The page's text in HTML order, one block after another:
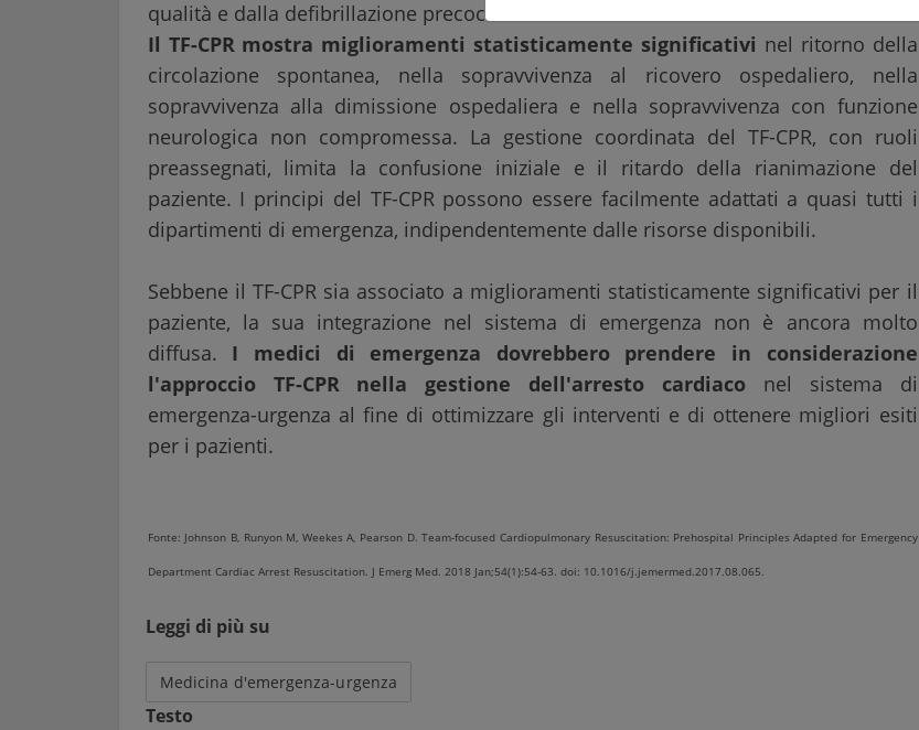
qualità e dalla defibrillazione precoce.
Il TF-CPR mostra miglioramenti statisticamente significativi nel ritorno della
circolazione spontanea, nella sopravvivenza al ricovero ospedaliero, nella
sopravvivenza alla dimissione ospedaliera e nella sopravvivenza con funzione
neurologica non compromessa. La gestione coordinata del TF-CPR, con ruoli
preassegnati, limita la confusione iniziale e il ritardo della rianimazione del
paziente. I principi del TF-CPR possono essere facilmente adattati a quasi tutti i
dipartimenti di emergenza, indipendentemente dalle risorse disponibili.
Sebbene il TF-CPR sia associato a miglioramenti statisticamente significativi per il
paziente, la sua integrazione nel sistema di emergenza non è ancora molto
diffusa. I medici di emergenza dovrebbero prendere in considerazione
l'approccio TF-CPR nella gestione dell'arresto cardiaco nel sistema di
emergenza-urgenza al fine di ottimizzare gli interventi e di ottenere migliori esiti
per i pazienti.
Fonte: Johnson B, Runyon M, Weekes A, Pearson D. Team-focused Cardiopulmonary Resuscitation: Prehospital Principles Adapted for Emergency
Department Cardiac Arrest Resuscitation. J Emerg Med. 2018 Jan;54(1):54-63. doi: 10.1016/j.jemermed.2017.08.065.
Leggi di più su
Medicina d'emergenza-urgenza
Testo